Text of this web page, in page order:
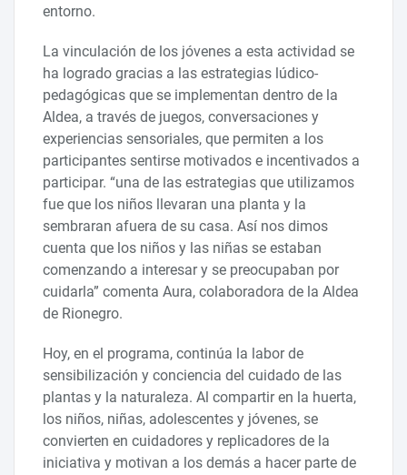
entorno.
La vinculación de los jóvenes a esta actividad se
ha logrado gracias a las estrategias lúdico-
pedagógicas que se implementan dentro de la
Aldea, a través de juegos, conversaciones y
experiencias sensoriales, que permiten a los
participantes sentirse motivados e incentivados a
participar. “una de las estrategias que utilizamos
fue que los niños llevaran una planta y la
sembraran afuera de su casa. Así nos dimos
cuenta que los niños y las niñas se estaban
comenzando a interesar y se preocupaban por
cuidarla” comenta Aura, colaboradora de la Aldea
de Rionegro.
Hoy, en el programa, continúa la labor de
sensibilización y conciencia del cuidado de las
plantas y la naturaleza. Al compartir en la huerta,
los niños, niñas, adolescentes y jóvenes, se
convierten en cuidadores y replicadores de la
iniciativa y motivan a los demás a hacer parte de